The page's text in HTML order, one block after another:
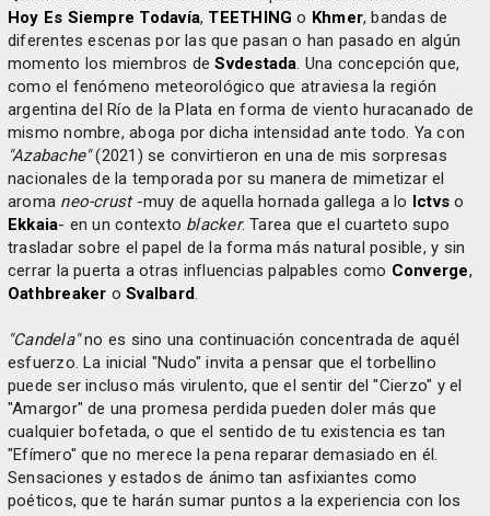
Hoy Es Siempre Todavía, TEETHING o Khmer, bandas de
diferentes escenas por las que pasan o han pasado en algún
momento los miembros deSvdestada. Una concepción que,
como el fenómeno meteorológico que atraviesa la región
argentina del Río de la Plata en forma de viento huracanado de
mismo nombre, aboga por dicha intensidad ante todo. Ya con
"Azabache"(2021) se convirtieron en una de mis sorpresas
nacionales de la temporada por su manera de mimetizar el
aroma neo-crust-muy de aquella hornada gallega a lo Ictvs o
Ekkaia- en un contexto blacker. Tarea que el cuarteto supo
trasladar sobre el papel de la forma más natural posible, y sin
cerrar la puerta a otras influencias palpables como Converge,
Oathbreaker oSvalbard.
"Candela"no es sino una continuación concentrada de aquél
esfuerzo. La inicial "Nudo" invita a pensar que el torbellino
puede ser incluso más virulento, que el sentir del "Cierzo" y el
"Amargor" de una promesa perdida pueden doler más que
cualquier bofetada, o que el sentido de tu existencia es tan
"Efímero" que no merece la pena reparar demasiado en él.
Sensaciones y estados de ánimo tan asfixiantes como
poéticos, que te harán sumar puntos a la experiencia con los